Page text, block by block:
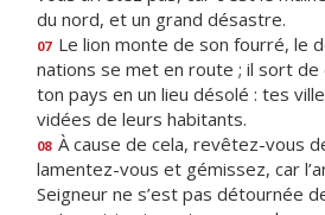
du nord, et un grand désastre.
07 Le lion monte de son fourré, le
nations se met en route ; il sort de
ton pays en un lieu désolé : tes
vidées de leurs habitants.
08 À cause de cela, revêtez-vous
lamentez-vous et gémissez, car
Seigneur ne s’est pas détournée